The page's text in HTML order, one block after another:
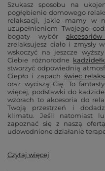
Szukasz sposobu na
pogłębienie domowego
relaksacji, jakie mamy w
uzupełnieniem Twojego
bogaty wybór
zrelaksujesz ciało i zmysły
wskoczyć na jeszcze
Ciebie różnorodne
stworzyć odpowiednią
Ciepło i zapach świec
oraz wyciszą Cię. To
więcej, podstawki do
wzorach to akcesoria do
Twoją przestrzeń i
klimatu. Jeśli natomiast
zapoznać się z naszą
udowodnione działanie
Czytaj więcej